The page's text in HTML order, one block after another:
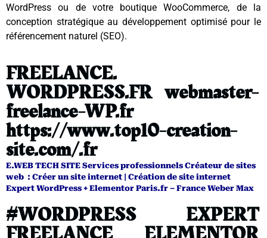
WordPress ou de votre boutique WooCommerce, de la
conception stratégique au développement optimisé pour le
référencement naturel (SEO).
FREELANCE.
WORDPRESS.FR webmaster-
freelance-WP.fr
https://www.top10-creation-
site.com/.fr
E.WEB TECH SITE Services professionnels Créateur de sites
web : Créer un site internet | Création de site internet
Expert WordPress + Elementor Paris.fr – France Weber Max
#WORDPRESS EXPERT